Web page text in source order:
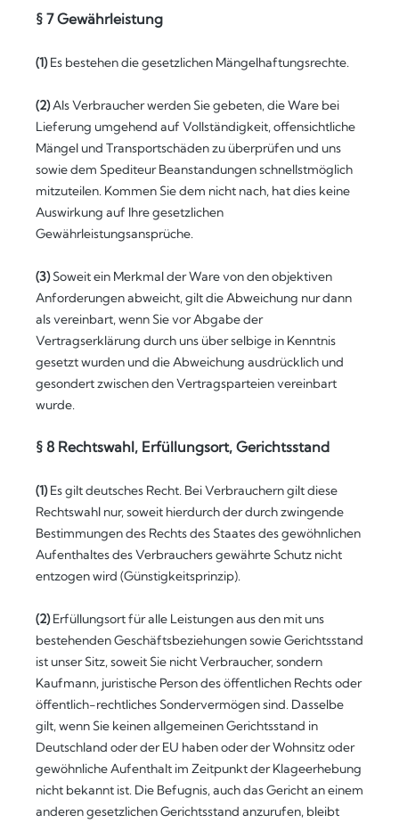
§ 7 Gewährleistung
(1)Es bestehen die gesetzlichen Mängelhaftungsrechte.
(2)Als Verbraucher werden Sie gebeten, die Ware bei
Lieferung umgehend auf Vollständigkeit, offensichtliche
Mängel und Transportschäden zu überprüfen und uns
sowie dem Spediteur Beanstandungen schnellstmöglich
mitzuteilen. Kommen Sie dem nicht nach, hat dies keine
Auswirkung auf Ihre gesetzlichen
Gewährleistungsansprüche.
(3)Soweit ein Merkmal der Ware von den objektiven
Anforderungen abweicht, gilt die Abweichung nur dann
als vereinbart, wenn Sie vor Abgabe der
Vertragserklärung durch uns über selbige in Kenntnis
gesetzt wurden und die Abweichung ausdrücklich und
gesondert zwischen den Vertragsparteien vereinbart
wurde.
§ 8 Rechtswahl, Erfüllungsort, Gerichtsstand
(1)Es gilt deutsches Recht. Bei Verbrauchern gilt diese
Rechtswahl nur, soweit hierdurch der durch zwingende
Bestimmungen des Rechts des Staates des gewöhnlichen
Aufenthaltes des Verbrauchers gewährte Schutz nicht
entzogen wird (Günstigkeitsprinzip).
(2)Erfüllungsort für alle Leistungen aus den mit uns
bestehenden Geschäftsbeziehungen sowie Gerichtsstand
ist unser Sitz, soweit Sie nicht Verbraucher, sondern
Kaufmann, juristische Person des öffentlichen Rechts oder
öffentlich-rechtliches Sondervermögen sind. Dasselbe
gilt, wenn Sie keinen allgemeinen Gerichtsstand in
Deutschland oder der EU haben oder der Wohnsitz oder
gewöhnliche Aufenthalt im Zeitpunkt der Klageerhebung
nicht bekannt ist. Die Befugnis, auch das Gericht an einem
anderen gesetzlichen Gerichtsstand anzurufen, bleibt